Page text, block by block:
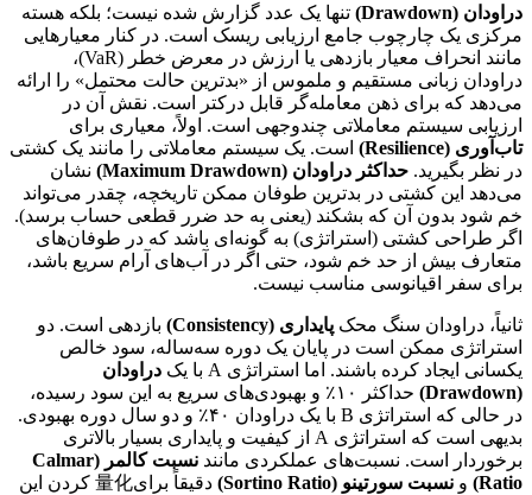
دراودان (Drawdown)
تنها یک عدد گزارش شده نیست؛ بلکه هسته
مرکزی یک چارچوب جامع ارزیابی ریسک است. در کنار معیارهایی
مانند انحراف معیار بازدهی یا ارزش در معرض خطر (VaR)،
دراودان زبانی مستقیم و ملموس از «بدترین حالت محتمل» را ارائه
می‌دهد که برای ذهن معامله‌گر قابل درکتر است. نقش آن در
ارزیابی سیستم معاملاتی چندوجهی است. اولاً، معیاری برای
تاب‌آوری (Resilience)
است. یک سیستم معاملاتی را مانند یک کشتی
در نظر بگیرید. حداکثر دراودان (Maximum Drawdown)
نشان
می‌دهد این کشتی در بدترین طوفان ممکن تاریخچه، چقدر می‌تواند
خم شود بدون آن که بشکند (یعنی به حد ضرر قطعی حساب برسد).
اگر طراحی کشتی (استراتژی) به گونه‌ای باشد که در طوفان‌های
متعارف بیش از حد خم شود، حتی اگر در آب‌های آرام سریع باشد،
برای سفر اقیانوسی مناسب نیست.
ثانیاً، دراودان سنگ محک پایداری (Consistency)
بازدهی است. دو
استراتژی ممکن است در پایان یک دوره سه‌ساله، سود خالص
یکسانی ایجاد کرده باشند. اما استراتژی A با یک
دراودان
(Drawdown)
حداکثر ۱۰٪ و بهبودی‌های سریع به این سود رسیده،
در حالی که استراتژی B با یک دراودان ۴۰٪ و دو سال دوره بهبودی.
بدیهی است که استراتژی A از کیفیت و پایداری بسیار بالاتری
برخوردار است. نسبت‌های عملکردی مانند
نسبت کالمر (Calmar
Ratio) و نسبت سورتینو (Sortino Ratio)
دقیقاً برای量化 کردن این